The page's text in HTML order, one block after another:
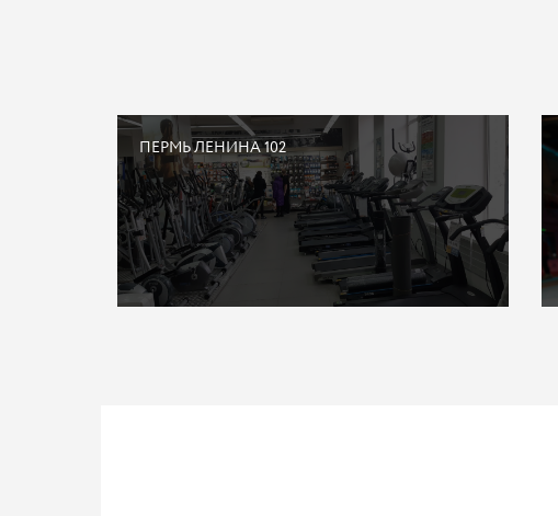
ПЕРМЬ ЛЕНИНА 102